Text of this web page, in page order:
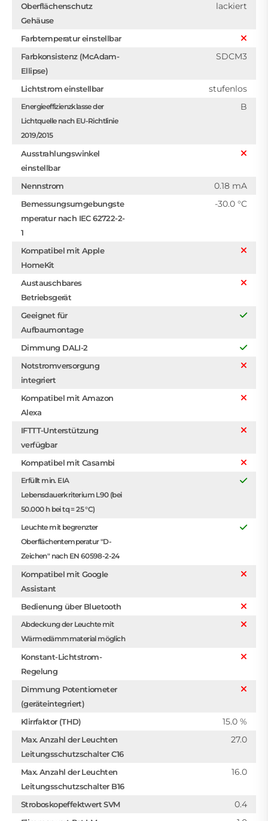
Oberflächenschutz
Gehäuse
lackiert
Farbtemperatur einstellbar
Farbkonsistenz (McAdam-
Ellipse)
SDCM3
Lichtstrom einstellbar stufenlos
Energieeffizienzklasse der
Lichtquelle nach EU-Richtlinie
2019/2015
B
Ausstrahlungswinkel
einstellbar
Nennstrom
0.18 mA
Bemessungsumgebungste
mperatur nach IEC 62722-2-
1
-30.0 °C
Kompatibel mit Apple
HomeKit
Austauschbares
Betriebsgerät
Geeignet für
Aufbaumontage
Dimmung DALI-2
Notstromversorgung
integriert
Kompatibel mit Amazon
Alexa
IFTTT-Unterstützung
verfügbar
Kompatibel mit Casambi
Erfüllt min. EIA
Lebensdauerkriterium L90 (bei
50.000 h bei tq = 25 °C)
Leuchte mit begrenzter
Oberflächentemperatur "D-
Zeichen" nach EN 60598-2-24
Kompatibel mit Google
Assistant
Bedienung über Bluetooth
Abdeckung der Leuchte mit
Wärmedämmmaterial möglich
Konstant-Lichtstrom-
Regelung
Dimmung Potentiometer
(geräteintegriert)
Klirrfaktor (THD)
15.0 %
Max. Anzahl der Leuchten
Leitungsschutzschalter C16
27.0
Max. Anzahl der Leuchten
Leitungsschutzschalter B16
16.0
Stroboskopeffektwert SVM 0.4